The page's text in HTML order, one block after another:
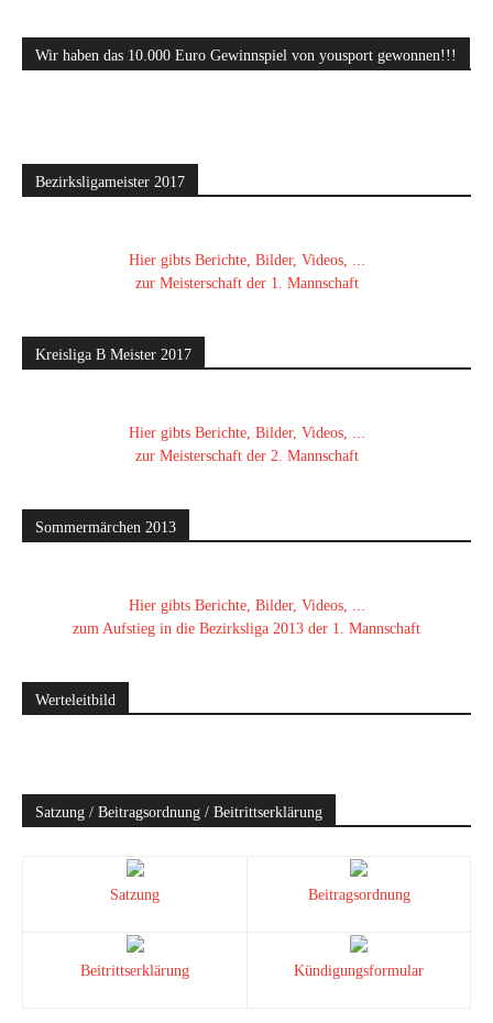
Wir haben das 10.000 Euro Gewinnspiel von yousport gewonnen!!!
Bezirksligameister 2017
Hier gibts Berichte, Bilder, Videos, ...
zur Meisterschaft der 1. Mannschaft
Kreisliga B Meister 2017
Hier gibts Berichte, Bilder, Videos, ...
zur Meisterschaft der 2. Mannschaft
Sommermärchen 2013
Hier gibts Berichte, Bilder, Videos, ...
zum Aufstieg in die Bezirksliga 2013 der 1. Mannschaft
Werteleitbild
Satzung / Beitragsordnung / Beitrittserklärung
Satzung Beitragsordnung
Beitrittserklärung Kündigungsformular